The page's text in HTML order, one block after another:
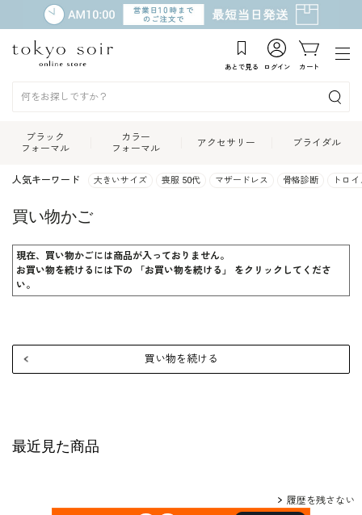
あとで見る ログイン カート
ブラック
フォーマル
カラー
フォーマル
アクセサリー ブライダル
人気キーワード 大きいサイズ 喪服 50代 マザードレス 骨格診断 トロ
買い物かご
現在、買い物かごには商品が入っておりません。
お買い物を続けるには下の 「お買い物を続ける」 をクリックしてくださ
い。
買い物を続ける
最近見た商品
履歴を残さない